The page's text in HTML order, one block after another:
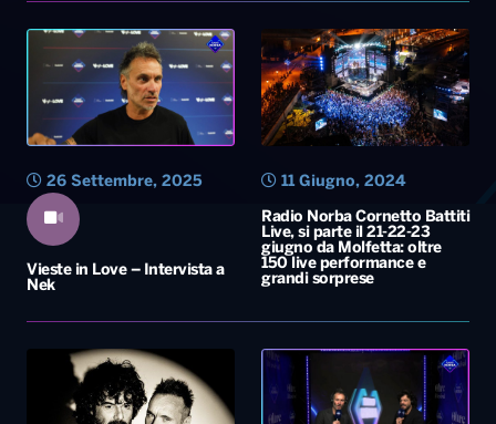
Vieste in Love – Intervista a
Nek
26 Settembre, 2025
Radio Norba Cornetto Battiti
Live, si parte il 21-22-23
giugno da Molfetta: oltre
150 live performance e
grandi sorprese
11 Giugno, 2024